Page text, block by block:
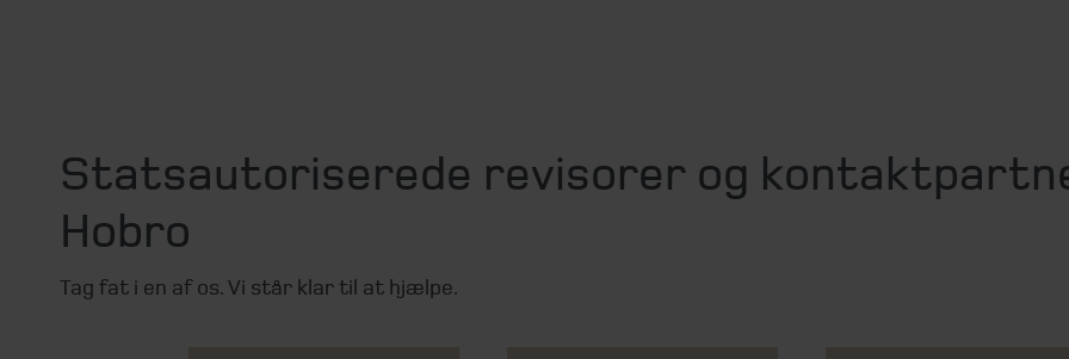
Statsautoriserede revisorer og
Hobro
Tag fat i en af os. Vi står klar til at hjælpe.